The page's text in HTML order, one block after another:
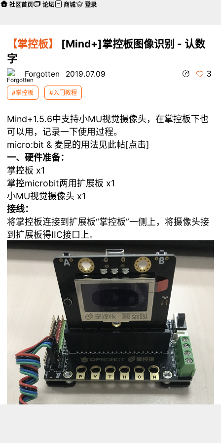
【掌控板】
[Mind+]掌控板图像识别 - 认数
字
Forgotten 2019.07.09 3
#掌控板 #入门教程
Mind+1.5.6中支持小MU视觉摄像头，在掌控板下也
可以用，记录一下使用过程。
micro:bit & 麦昆的用法见此帖[点击]
一、硬件准备：
掌控板 x1
掌控microbit两用扩展板 x1
小MU视觉摄像头 x1
接线：
将掌控板连接到扩展板“掌控板”一侧上，将摄像头接
到扩展板得IIC接口上。
社区首页 论坛 商城 登录